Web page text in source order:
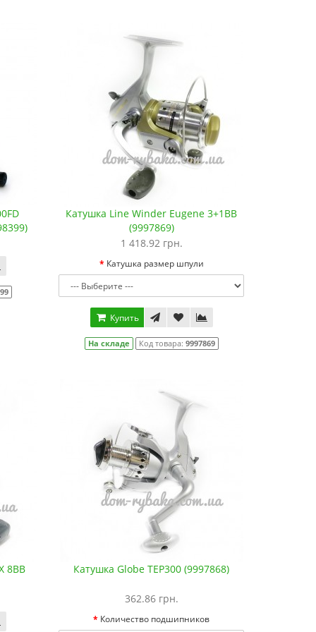
Катушка Line Winder Eugene 3+1BB
(9997869)
1 418.92 грн.
Катушка размер шпули
Купить
На складе Код товара: 9997869
8BB Катушка Globe TEP300 (9997868)
362.86 грн.
Количество подшипников